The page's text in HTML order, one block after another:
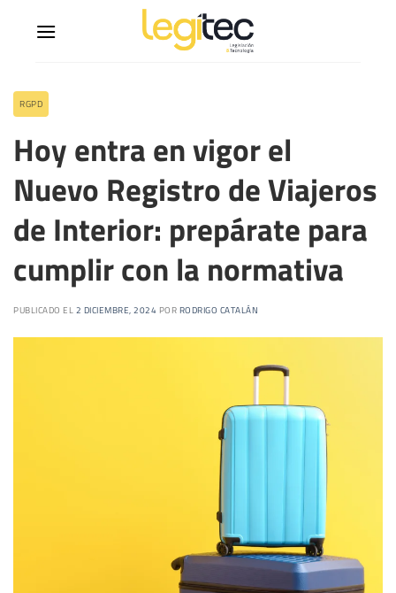
RGPD
Hoy entra en vigor el
Nuevo Registro de Viajeros
de Interior: prepárate para
cumplir con la normativa
PUBLICADO EL 2 DICIEMBRE, 2024 POR RODRIGO CATALÁN